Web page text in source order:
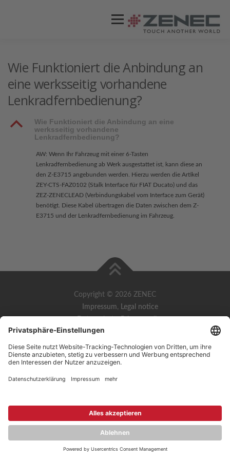
Menü
STORES / HÄNDLER SUPPORT
Wie Funktioniert die Anbindung an
eine werksseitig vorhandene
Lenkradfernbedienung?
B
Wie Funktioniert die Anbindung an eine
werksseitig vorhandene
Lenkradfernbedienung?
AW: Wenn Ihr Fahrzeug mit einer 6-Tasten
Lenkradfernbedienung ab Werk ausgestattet ist, kann diese an
den Z-E3715 angebunden werden. Hierzu werden die Artikel
ZEY-CTS-FAZ0102 (Stalk Interface für FIAT Ducato) und das
ZEZ-ZENECLEAD (Verbindungskabel vom Interface zum Gerät)
benötigt. Diese Kabel übertragen die Daten zwischen dem Z-
E3715 und der Lenkradfernbedienung im Fahrzeug.
Copyright © 2026 ZENEC
Impressum, Legal notice
YouTube
Dokumente zur Produktkonformität,Product Compliance
Documents